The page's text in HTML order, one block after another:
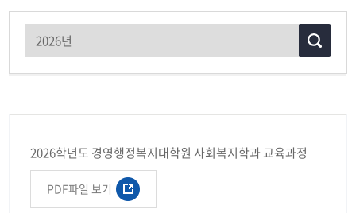
2026학년도 경영행정복지대학원 사회복지학과 교육과정
PDF파일 보기